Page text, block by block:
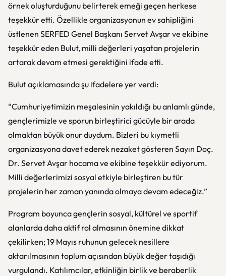
örnek oluşturduğunu belirterek emeği geçen herkese
teşekkür etti. Özellikle organizasyonun ev sahipliğini
üstlenen SERFED Genel Başkanı Servet Avşar ve ekibine
teşekkür eden Bulut, milli değerleri yaşatan projelerin
artarak devam etmesi gerektiğini ifade etti.
Bulut açıklamasında şu ifadelere yer verdi:
“Cumhuriyetimizin meşalesinin yakıldığı bu anlamlı günde,
gençlerimizle ve sporun birleştirici gücüyle bir arada
olmaktan büyük onur duydum. Bizleri bu kıymetli
organizasyona davet ederek nezaket gösteren Sayın Doç.
Dr. Servet Avşar hocama ve ekibine teşekkür ediyorum.
Milli değerlerimizi sosyal etkiyle birleştiren bu tür
projelerin her zaman yanında olmaya devam edeceğiz.”
Program boyunca gençlerin sosyal, kültürel ve sportif
alanlarda daha aktif rol almasının önemine dikkat
çekilirken; 19 Mayıs ruhunun gelecek nesillere
aktarılmasının toplum açısından büyük değer taşıdığı
vurgulandı. Katılımcılar, etkinliğin birlik ve beraberlik